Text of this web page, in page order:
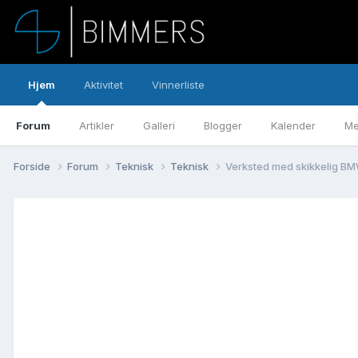
Hjem
Forum Artikler Galleri Blogger Kalender
Aktivitet Vinnerliste
Forside Forum Teknisk Teknisk Verksted med skikkelig